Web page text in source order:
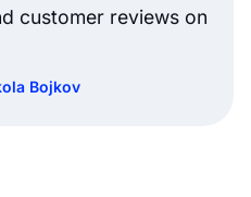
customer reviews on
Bojkov